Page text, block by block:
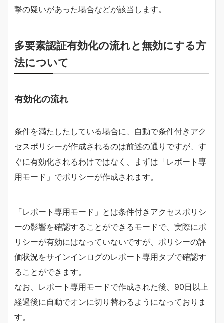
撃の疑いがあった場合などが該当します。
多要素認証有効化の流れと無効にする方
法について
有効化の流れ
条件を満たしたしている場合に、自動で条件付きアク
セスポリシーが作成されるのは前述の通りですが、す
ぐに有効化されるわけではなく、まずは「レポート専
用モード」でポリシーが作成されます。
「レポート専用モード」とは条件付きアクセスポリシ
ーの影響を確認することができるモードで、実際にポ
リシーが有効にはなっていないですが、ポリシーの評
価状況をサインインログのレポート専用タブで確認す
ることができます。
なお、レポート専用モードで作成された後、90日以上
経過後に自動でオンに切り替わるようになっておりま
す。